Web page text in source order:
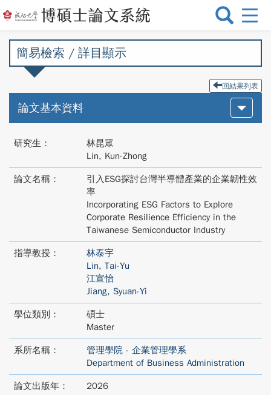
選
切
簡易檢索 / 詳目顯示
回結果列表
論文基本資料
研究生：
林昆眾
Lin, Kun-Zhong
論文名稱：
引入ESG探討台灣半導體產業的企業韌性效
率
Incorporating ESG Factors to Explore
Corporate Resilience Efficiency in the
Taiwanese Semiconductor Industry
指導教授：
林泰宇
Lin, Tai-Yu
江宣怡
Jiang, Syuan-Yi
學位類別：
碩士
Master
系所名稱：
管理學院 - 企業管理學系
Department of Business Administration
論文出版年： 2026